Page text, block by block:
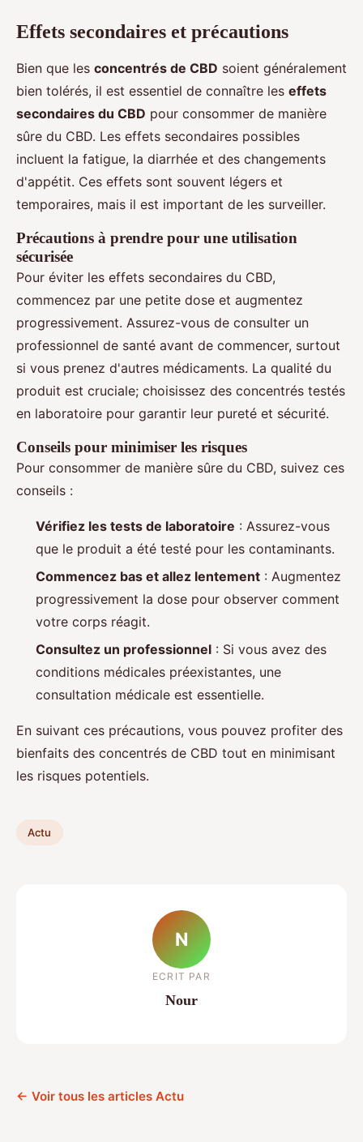
Effets secondaires et précautions
Bien que les concentrés de CBD soient généralement
bien tolérés, il est essentiel de connaître les effets
secondaires du CBD pour consommer de manière
sûre du CBD. Les effets secondaires possibles
incluent la fatigue, la diarrhée et des changements
d'appétit. Ces effets sont souvent légers et
temporaires, mais il est important de les surveiller.
Précautions à prendre pour une utilisation
sécurisée
Pour éviter les effets secondaires du CBD,
commencez par une petite dose et augmentez
progressivement. Assurez-vous de consulter un
professionnel de santé avant de commencer, surtout
si vous prenez d'autres médicaments. La qualité du
produit est cruciale; choisissez des concentrés testés
en laboratoire pour garantir leur pureté et sécurité.
Conseils pour minimiser les risques
Pour consommer de manière sûre du CBD, suivez ces
conseils :
Vérifiez les tests de laboratoire : Assurez-vous
que le produit a été testé pour les contaminants.
Commencez bas et allez lentement : Augmentez
progressivement la dose pour observer comment
votre corps réagit.
Consultez un professionnel : Si vous avez des
conditions médicales préexistantes, une
consultation médicale est essentielle.
En suivant ces précautions, vous pouvez profiter des
bienfaits des concentrés de CBD tout en minimisant
les risques potentiels.
Actu
N
ECRIT PAR
Nour
← Voir tous les articles Actu